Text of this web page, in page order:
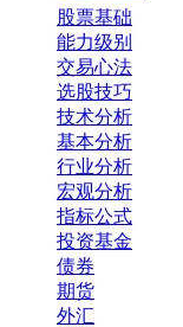
股票基础
能力级别
交易心法
选股技巧
技术分析
基本分析
行业分析
宏观分析
指标公式
投资基金
债券
期货
外汇